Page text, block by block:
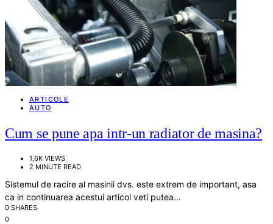
ARTICOLE
AUTO
Cum se pune apa intr-un radiator de masina?
1,6K VIEWS
2 MINUTE READ
Sistemul de racire al masinii dvs. este extrem de important, asa
ca in continuarea acestui articol veti putea…
0 SHARES
0